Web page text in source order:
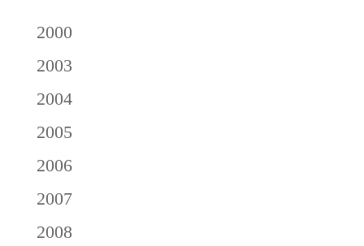
2000
2003
2004
2005
2006
2007
2008